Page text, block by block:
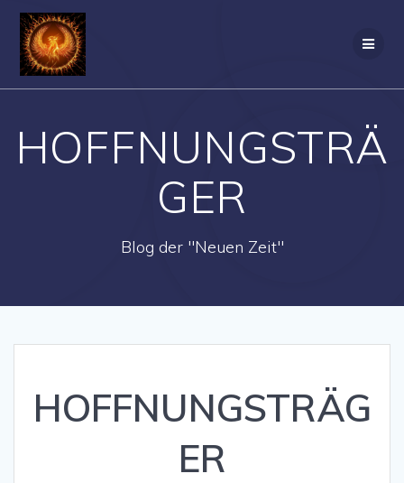
HOFFNUNGSTRÄ
GER
Blog der "Neuen Zeit"
HOFFNUNGSTRÄG
ER